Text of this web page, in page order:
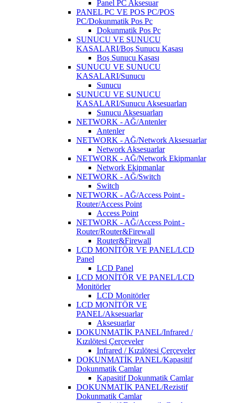
Panel PC Aksesuar
PANEL PC VE POS PC/POS
PC/Dokunmatik Pos Pc
Dokunmatik Pos Pc
SUNUCU VE SUNUCU
KASALARI/Boş Sunucu Kasası
Boş Sunucu Kasası
SUNUCU VE SUNUCU
KASALARI/Sunucu
Sunucu
SUNUCU VE SUNUCU
KASALARI/Sunucu Aksesuarları
Sunucu Aksesuarları
NETWORK - AĞ/Antenler
Antenler
NETWORK - AĞ/Network Aksesuarlar
Network Aksesuarlar
NETWORK - AĞ/Network Ekipmanlar
Network Ekipmanlar
NETWORK - AĞ/Switch
Switch
NETWORK - AĞ/Access Point -
Router/Access Point
Access Point
NETWORK - AĞ/Access Point -
Router/Router&Firewall
Router&Firewall
LCD MONİTÖR VE PANEL/LCD
Panel
LCD Panel
LCD MONİTÖR VE PANEL/LCD
Monitörler
LCD Monitörler
LCD MONİTÖR VE
PANEL/Aksesuarlar
Aksesuarlar
DOKUNMATİK PANEL/Infrared /
Kızılötesi Çerçeveler
Infrared / Kızılötesi Çerçeveler
DOKUNMATİK PANEL/Kapasitif
Dokunmatik Camlar
Kapasitif Dokunmatik Camlar
DOKUNMATİK PANEL/Rezistif
Dokunmatik Camlar